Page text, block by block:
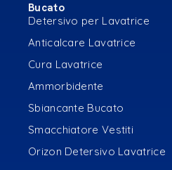
Bucato
Detersivo per Lavatrice
Anticalcare Lavatrice
Cura Lavatrice
Ammorbidente
Sbiancante Bucato
Smacchiatore Vestiti
Orizon Detersivo Lavatrice